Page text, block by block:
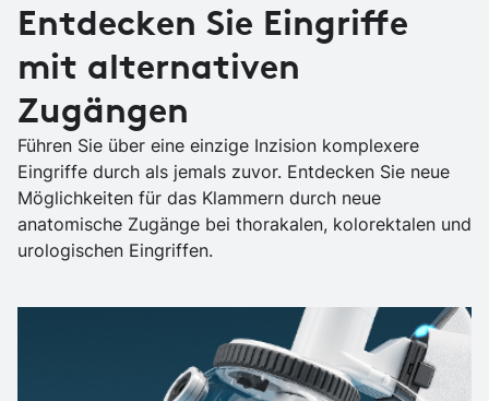
Entdecken Sie Eingriffe
mit alternativen
Zugängen
Führen Sie über eine einzige Inzision komplexere
Eingriffe durch als jemals zuvor. Entdecken Sie neue
Möglichkeiten für das Klammern durch neue
anatomische Zugänge bei thorakalen, kolorektalen und
urologischen Eingriffen.